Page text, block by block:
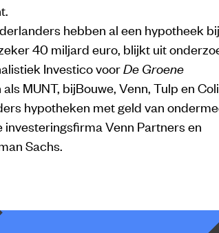
hebben al een hypotheek bij
40 miljard euro, blijkt uit
Investico voorDe Groene
MUNT, bijBouwe, Venn, Tulp en
hypotheken met geld van
Venn Partners en
Sachs.